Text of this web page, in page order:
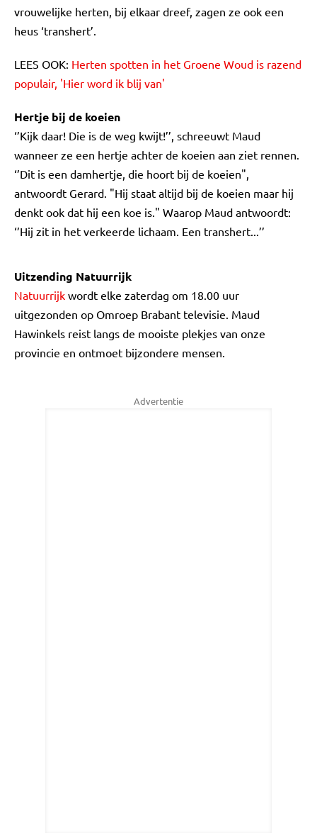
vrouwelijke herten, bij elkaar dreef, zagen ze ook een
heus ‘transhert’.
LEES OOK: Herten spotten in het Groene Woud is razend
populair, 'Hier word ik blij van'
Hertje bij de koeien
‘’Kijk daar! Die is de weg kwijt!’’, schreeuwt Maud
wanneer ze een hertje achter de koeien aan ziet rennen.
‘’Dit is een damhertje, die hoort bij de koeien",
antwoordt Gerard. "Hij staat altijd bij de koeien maar hij
denkt ook dat hij een koe is." Waarop Maud antwoordt:
‘’Hij zit in het verkeerde lichaam. Een transhert...’’
Uitzending Natuurrijk
Natuurrijk wordt elke zaterdag om 18.00 uur
uitgezonden op Omroep Brabant televisie. Maud
Hawinkels reist langs de mooiste plekjes van onze
provincie en ontmoet bijzondere mensen.
Advertentie